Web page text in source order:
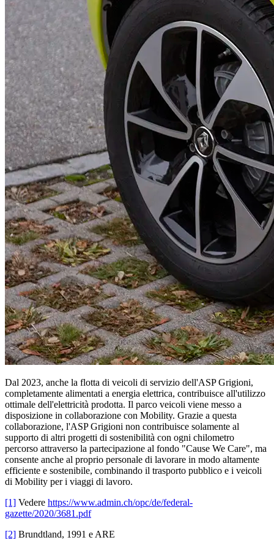
Dal 2023, anche la flotta di veicoli di servizio dell'ASP Grigioni,
completamente alimentati a energia elettrica, contribuisce all'utilizzo
ottimale dell'elettricità prodotta. Il parco veicoli viene messo a
disposizione in collaborazione con Mobility. Grazie a questa
collaborazione, l'ASP Grigioni non contribuisce solamente al
supporto di altri progetti di sostenibilità con ogni chilometro
percorso attraverso la partecipazione al fondo "Cause We Care", ma
consente anche al proprio personale di lavorare in modo altamente
efficiente e sostenibile, combinando il trasporto pubblico e i veicoli
di Mobility per i viaggi di lavoro.
[1] Vedere https://www.admin.ch/opc/de/federal-
gazette/2020/3681.pdf
[2] Brundtland, 1991 e ARE